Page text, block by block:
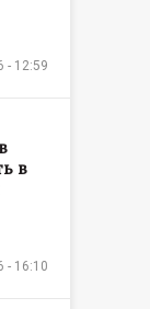
- 12:59
в
- 16:10